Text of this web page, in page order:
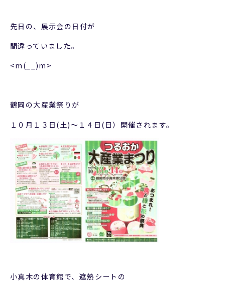
先日の、展示会の日付が
間違っていました。
<m(__)m>
鶴岡の大産業祭りが
１０月１３日(土)～１４日(日）開催されます。
小真木の体育館で、遮熱シートの